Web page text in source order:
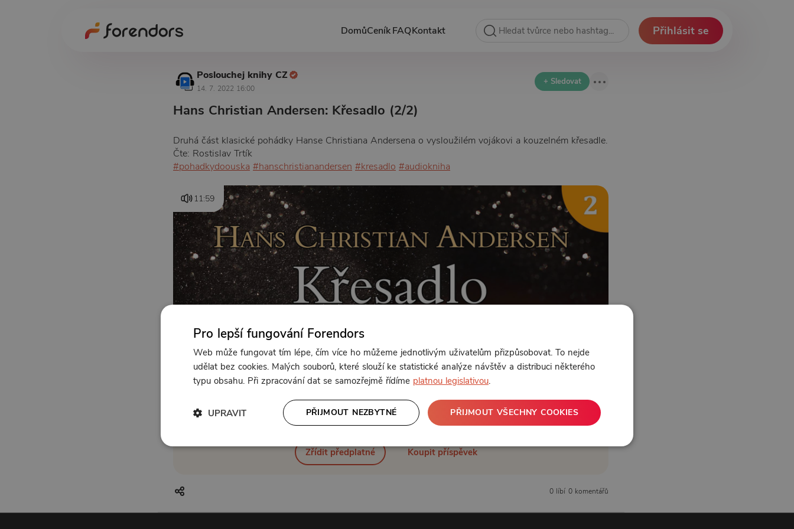
DomůCeníkFAQKontakt Přihlásit se
Poslouchej knihy CZ
14. 7. 2022 16:00
+ Sledovat
Hans Christian Andersen: Křesadlo (2/2)
Druhá část klasické pohádky Hanse Christiana Andersena o vysloužilém vojákovi a kouzelném křesadle.
Čte: Rostislav Trtík
#pohadkydoouska #hanschristianandersen #kresadlo #audiokniha
11:59
Od 89 Kč měsíčně nebo 39 Kč jednorázově
Zřídit předplatné Koupit příspěvek
0 líbí 0 komentářů
Pro lepší fungování Forendors
Web může fungovat tím lépe, čím více ho můžeme jednotlivým uživatelům přizpůsobovat. To nejde
udělat bez cookies. Malých souborů, které slouží ke statistické analýze návštěv a distribuci některého
typu obsahu. Při zpracování dat se samozřejmě řídíme platnou legislativou.
PŘIJMOUT VŠECHNY COOKIES
PŘIJMOUT NEZBYTNÉ
UPRAVIT